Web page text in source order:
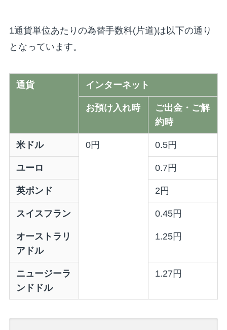
1通貨単位あたりの為替手数料(片道)は以下の通り
となっています。
通貨 インターネット
お預け入れ時
ご出金・ご解
約時
米ドル 0円 0.5円
ユーロ 0.7円
英ポンド 2円
スイスフラン 0.45円
オーストラリ
アドル
1.25円
ニュージーラ
ンドドル
1.27円